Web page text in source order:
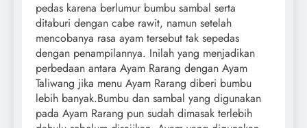
pedas karena berlumur bumbu sambal serta
ditaburi dengan cabe rawit, namun setelah
mencobanya rasa ayam tersebut tak sepedas
dengan penampilannya. Inilah yang menjadikan
perbedaan antara Ayam Rarang dengan Ayam
Taliwang jika menu Ayam Rarang diberi bumbu
lebih banyak.Bumbu dan sambal yang digunakan
pada Ayam Rarang pun sudah dimasak terlebih